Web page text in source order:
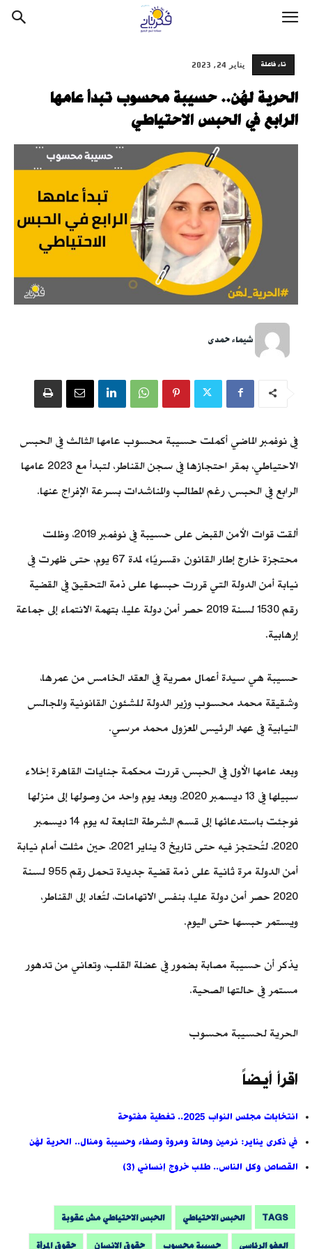
تاء فاعلة يناير 24, 2023
الحرية لهُن.. حسيبة محسوب تبدأ عامها
الرابع في الحبس الاحتياطي
شيماء حمدى
في نوفمبر الماضي أكملت حسيبة محسوب عامها الثالث في الحبس
الاحتياطي، بمقر احتجازها في سجن القناطر، لتبدأ مع 2023 عامها
الرابع في الحبس، رغم المطالب والمناشدات بسرعة الإفراج عنها.
ألقت قوات الأمن القبض على حسيبة في نوفمبر 2019، وظلت
محتجزة خارج إطار القانون «قسريًا» لمدة 67 يوم، حتى ظهرت في
نيابة أمن الدولة التي قررت حبسها على ذمة التحقيق في القضية
رقم 1530 لسنة 2019 حصر أمن دولة عليا، بتهمة الانتماء إلى جماعة
إرهابية.
حسيبة هي سيدة أعمال مصرية في العقد الخامس من عمرها،
وشقيقة محمد محسوب وزير الدولة للشئون القانونية والمجالس
النيابية في عهد الرئيس المعزول محمد مرسي.
وبعد عامها الأول في الحبس، قررت محكمة جنايات القاهرة إخلاء
سبيلها في 13 ديسمبر 2020، وبعد يوم واحد من وصولها إلى منزلها
فوجئت باستدعائها إلى قسم الشرطة التابعة له يوم 14 ديسمبر
2020، لتُحتجز فيه حتى تاريخ 3 يناير 2021، حين مثلت أمام نيابة
أمن الدولة مرة ثانية على ذمة قضية جديدة تحمل رقم 955 لسنة
2020 حصر أمن دولة عليا، بنفس الاتهامات، لتُعاد إلى القناطر،
ويستمر حبسها حتى اليوم.
يذكر أن حسيبة مصابة بضمور في عضلة القلب، وتعاني من تدهور
مستمر في حالتها الصحية.
الحرية لحسيبة محسوب
اقرأ أيضاً
انتخابات مجلس النواب 2025.. تغطية مفتوحة
في ذكرى يناير: نرمين وهالة ومروة وصفاء وحسيبة ومنال.. الحرية لهُن
القصاص وكل الناس.. طلب خروج إنساني (3)
TAGS الحبس الاحتياطي الحبس الاحتياطي مش عقوبة
العفو الرئاسي حسيبة محسوب حقوق الانسان حقوق المرأة